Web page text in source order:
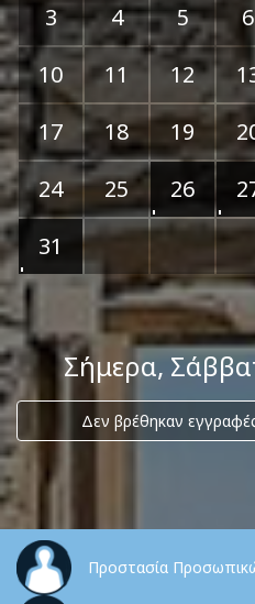
3
4 5 6
10
11 12
17
18 19
24
25 26
31
Σήμερα,
Δεν βρέθηκαν
Προστασία